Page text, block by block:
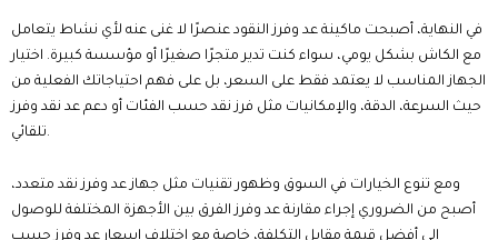
في النهاية، أصبحت ماكينة عد وفرز النقود عنصرًا لا غنى عنه لأي نشاط يتعامل
مع الكاش بشكل يومي، سواء كنت تدير متجرًا صغيرًا أو مؤسسة كبيرة. اختيار
الجهاز المناسب لا يعتمد فقط على السعر، بل على فهم احتياجاتك الفعلية من
حيث السرعة، الدقة، والإمكانيات مثل فرز نقد حسب الفئات أو دعم عد نقد وفرز
تلقائي.
ومع تنوع الخيارات في السوق وظهور تقنيات مثل جهاز عد وفرز نقد متعدد،
أصبح من الضروري إجراء مقارنة عد وفرز الفرق بين الأجهزة المختلفة للوصول